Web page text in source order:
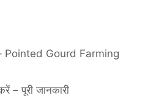
Pointed Gourd Farming
– पूरी जानकारी